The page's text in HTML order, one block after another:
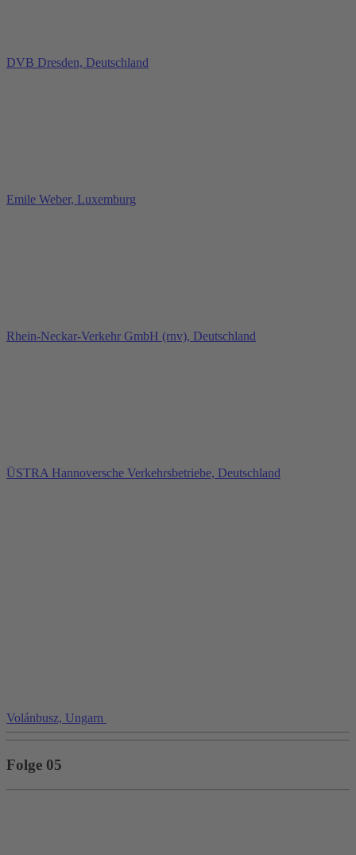
DVB Dresden, Deutschland
Emile Weber, Luxemburg
Rhein‑Neckar‑Verkehr GmbH (rnv), Deutschland
ÜSTRA Hannoversche Verkehrsbetriebe, Deutschland
Volánbusz, Ungarn
Folge 05